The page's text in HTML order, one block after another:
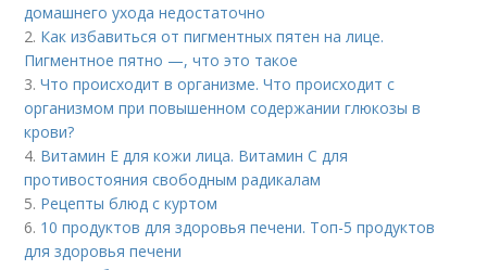
домашнего ухода недостаточно
2. Как избавиться от пигментных пятен на лице.
Пигментное пятно —, что это такое
3.Что происходит в организме. Что происходит с
организмом при повышенном содержании глюкозы в
крови?
4. Витамин Е для кожи лица. Витамин С для
противостояния свободным радикалам
5. Рецепты блюд с куртом
6. 10 продуктов для здоровья печени. Топ-5 продуктов
для здоровья печени